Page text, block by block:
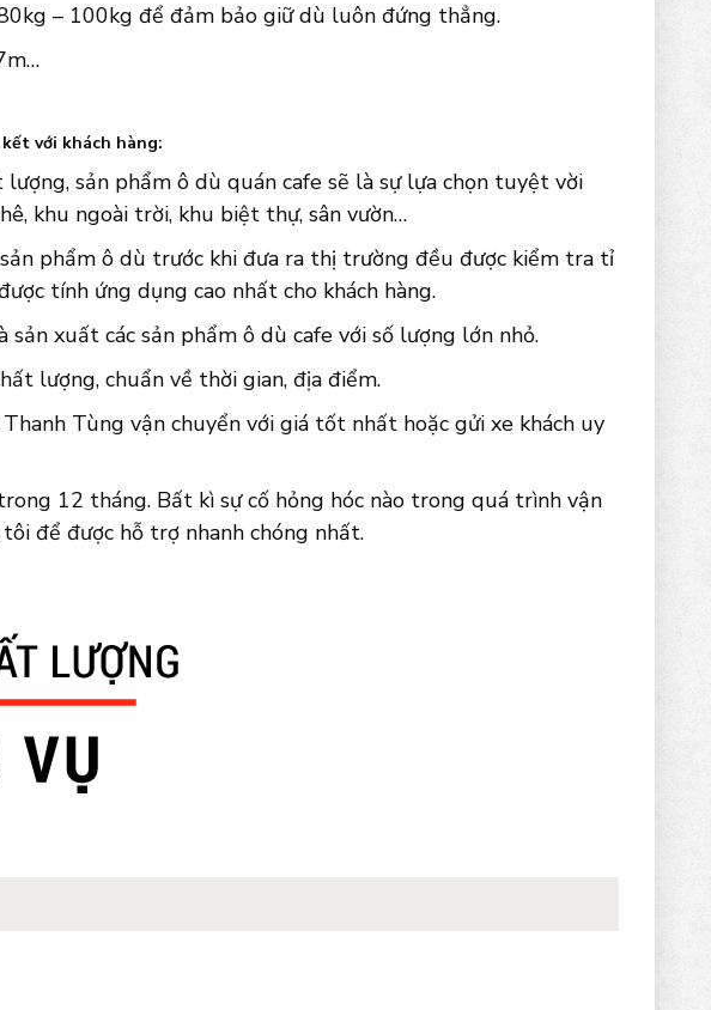
– 100kg để đảm bảo giữ dù luôn đứng thẳng.
với khách hàng:
sản phẩm ô dù quán cafe sẽ là sự lựa chọn tuyệt vời
khu ngoài trời, khu biệt thự, sân vườn…
phẩm ô dù trước khi đưa ra thị trường đều được kiểm tra tỉ
tính ứng dụng cao nhất cho khách hàng.
xuất các sản phẩm ô dù cafe với số lượng lớn nhỏ.
lượng, chuẩn về thời gian, địa điểm.
Tùng vận chuyển với giá tốt nhất hoặc gửi xe khách uy
12 tháng. Bất kì sự cố hỏng hóc nào trong quá trình vận
để được hỗ trợ nhanh chóng nhất.